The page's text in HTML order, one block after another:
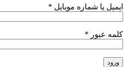
ایمیل یا شماره موبایل *
کلمه عبور *
ورود